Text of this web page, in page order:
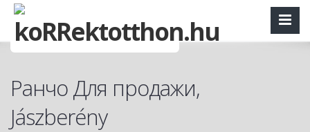
Ранчо Для продажи,
Jászberény